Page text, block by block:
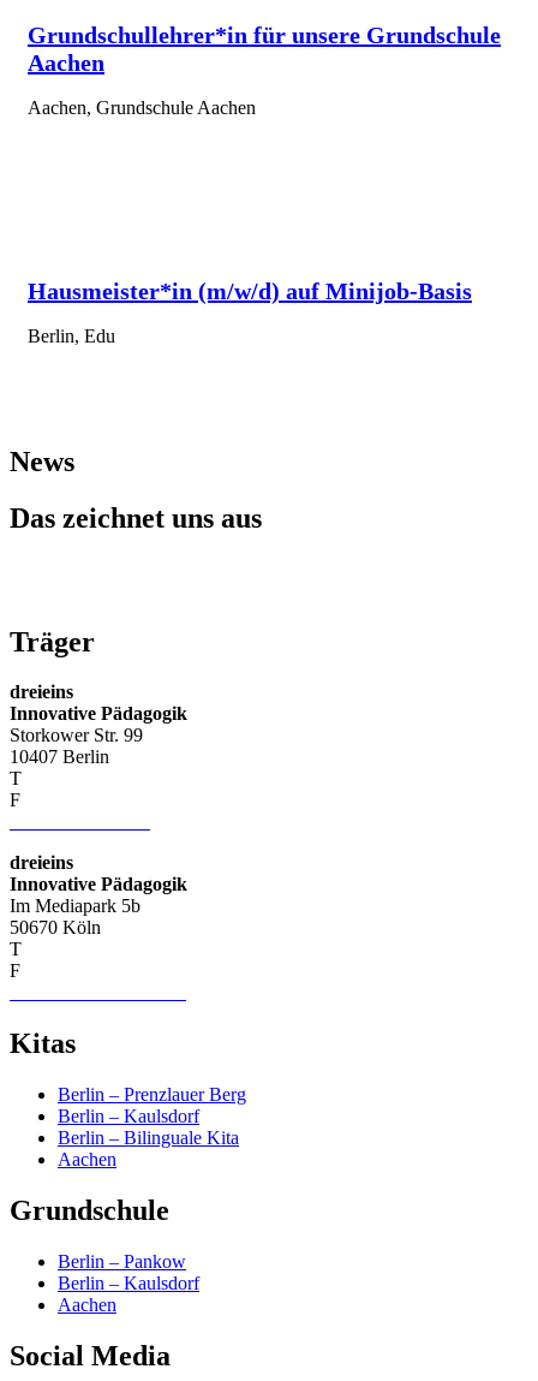
Grundschullehrer*in für unsere Grundschule
Aachen
Aachen, Grundschule Aachen
Hausmeister*in (m/w/d) auf Minijob-Basis
Berlin, Edu
News
Das zeichnet uns aus
Träger
dreieins
Innovative Pädagogik
Storkower Str. 99
10407 Berlin
T
F
dreieins
Innovative Pädagogik
Im Mediapark 5b
50670 Köln
T
F
Kitas
Berlin – Prenzlauer Berg
Berlin – Kaulsdorf
Berlin – Bilinguale Kita
Aachen
Grundschule
Berlin – Pankow
Berlin – Kaulsdorf
Aachen
Social Media